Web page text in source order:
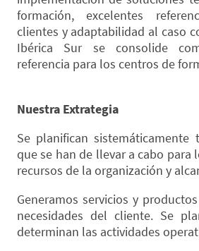
formación, excelentes
clientes y adaptabilidad al caso
Ibérica Sur se consolide
referencia para los centros de
Nuestra Extrategia
Se planifican sistemáticamente
que se han de llevar a cabo para
recursos de la organización y
Generamos servicios y
necesidades del cliente. Se
determinan las actividades